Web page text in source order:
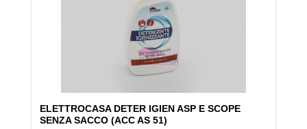
ELETTROCASA DETER IGIEN ASP E SCOPE
SENZA SACCO (ACC AS 51)